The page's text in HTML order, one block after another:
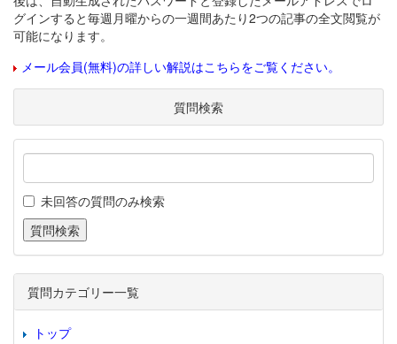
グインすると毎週月曜からの一週間あたり2つの記事の全文閲覧が
可能になります。
メール会員(無料)の詳しい解説はこちらをご覧ください。
質問検索
未回答の質問のみ検索
質問カテゴリー一覧
トップ